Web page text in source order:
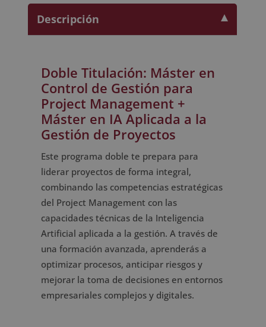
Por
Notario
Europeo
Descripción
Doble Titulación: Máster en
Control de Gestión para
Project Management +
Máster en IA Aplicada a la
Gestión de Proyectos
Este programa doble te prepara para
liderar proyectos de forma integral,
combinando las competencias estratégicas
del Project Management con las
capacidades técnicas de la Inteligencia
Artificial aplicada a la gestión. A través de
una formación avanzada, aprenderás a
optimizar procesos, anticipar riesgos y
mejorar la toma de decisiones en entornos
empresariales complejos y digitales.